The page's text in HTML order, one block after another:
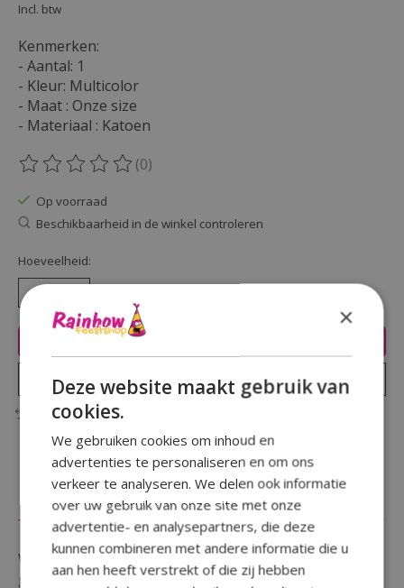
Incl. btw
Kenmerken:
- Aantal: 1
- Kleur: Multicolor
- Maat : Onze size
- Materiaal : Katoen
De beoordeling van dit product is
(0)
Op voorraad
Beschikbaarheid in de winkel controleren
Hoeveelheid:
Toevoegen aan winkelwagen
Plaats bestelling
Toevoegen om te vergelijken
Beschrijving Reviews (0)
Wil je iemand een grappig, nuttig maar ludiek kado
geven ?
×
Deze website maakt gebruik van
cookies.
We gebruiken cookies om inhoud en
advertenties te personaliseren en om ons
verkeer te analyseren. We delen ook informatie
over uw gebruik van onze site met onze
advertentie- en analysepartners, die deze
kunnen combineren met andere informatie die u
aan hen heeft verstrekt of die zij hebben